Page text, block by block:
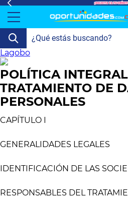
Mi
Tiendas
Lavado
y
Secado
secado
Comercial
comercial
Televisión
Aire y
Climatización
Ver
más
Personal/a>
Lagobo
POLÍTICA
TRATAMIENTO DE
PERSONALES
CAPÍTULO I
GENERALIDADES LEGALES
IDENTIFICACIÓN DE LAS
RESPONSABLES DEL